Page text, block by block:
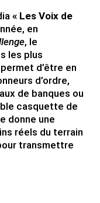
« Les Voix de
en
, le
les plus
d’être en
d’ordre,
de banques ou
casquette de
donne une
réels du terrain
transmettre